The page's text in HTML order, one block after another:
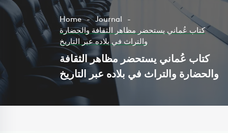
Home
Journal
كتاب عُماني يستحضر مظاهر الثقافة والحضارة
والتراث في بلاده عبر التاريخ
كتاب عُماني يستحضر مظاهر الثقافة
والحضارة والتراث في بلاده عبر التاريخ